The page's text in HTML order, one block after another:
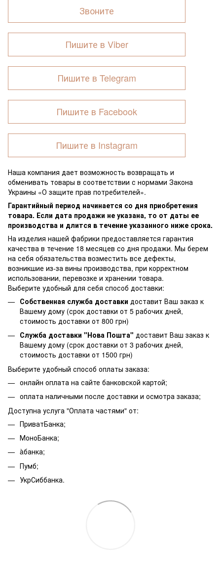
Звоните
Пишите в Viber
Пишите в Telegram
Пишите в Facebook
Пишите в Instagram
Наша компания дает возможность возвращать и
обменивать товары в соответствии с нормами Закона
Украины «О защите прав потребителей».
Гарантийный период начинается со дня приобретения
товара. Если дата продажи не указана, то от даты ее
производства и длится в течение указанного ниже срока.
На изделия нашей фабрики предоставляется гарантия
качества в течение 18 месяцев со дня продажи. Мы берем
на себя обязательства возместить все дефекты,
возникшие из-за вины производства, при корректном
использовании, перевозке и хранении товара.
Выберите удобный для себя способ доставки:
Собственная служба доставки доставит Ваш заказ к
Вашему дому (срок доставки от 5 рабочих дней,
стоимость доставки от 800 грн)
Служба доставки "Нова Пошта" доставит Ваш заказ к
Вашему дому (срок доставки от 3 рабочих дней,
стоимость доставки от 1500 грн)
Выберите удобный способ оплаты заказа:
онлайн оплата на сайте банковской картой;
оплата наличными после доставки и осмотра заказа;
Доступна услуга "Оплата частями" от:
ПриватБанка;
МоноБанка;
àбанка;
Пумб;
УкрСиббанка.